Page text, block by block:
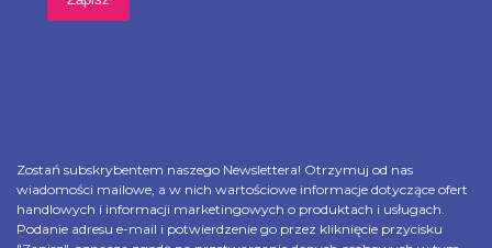
Zostań subskrybentem naszego Newslettera! Otrzymuj od nas
wiadomości mailowe, a w nich wartościowe informacje dotyczące ofert
handlowych i informacji marketingowych o produktach i usługach.
Podanie adresu e-mail i potwierdzenie go przez kliknięcie przycisku